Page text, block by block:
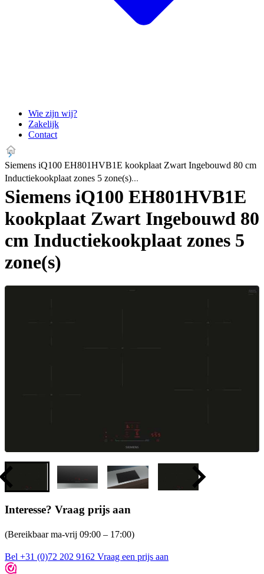
Wie zijn wij?
Zakelijk
Contact
Siemens iQ100 EH801HVB1E kookplaat Zwart Ingebouwd 80 cm
Inductiekookplaat zones 5 zone(s)
Siemens iQ100 EH801HVB1E
kookplaat Zwart Ingebouwd 80
cm Inductiekookplaat zones 5
zone(s)
Interesse? Vraag prijs aan
(Bereikbaar ma-vrij 09:00 – 17:00)
Bel +31 (0)72 202 9162 Vraag een prijs aan